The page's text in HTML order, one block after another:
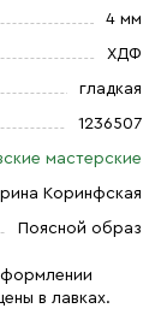
4 мм
ХДФ
гладкая
1236507
мастерские
Коринфская
Поясной образ
в лавках.